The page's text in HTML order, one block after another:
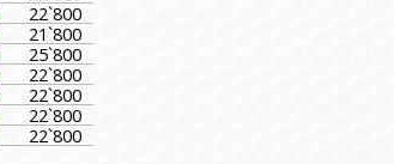
22`800
21`800
25`800
22`800
22`800
22`800
22`800